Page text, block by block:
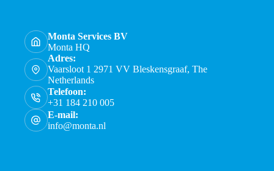
Monta Services BV
Monta HQ
Adres:
Vaarsloot 1 2971 VV Bleskensgraaf, The
Netherlands
Telefoon:
+31 184 210 005
E-mail:
info@monta.nl